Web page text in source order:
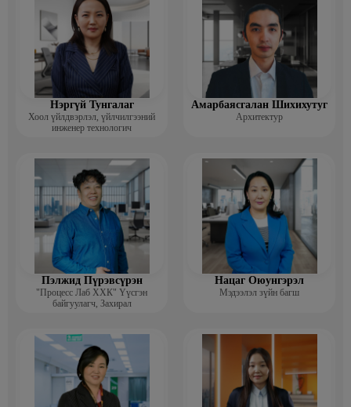
Нэргүй Тунгалаг
Хоол үйлдвэрлэл, үйлчилгээний
инженер технологич
Амарбаясгалан Шихихутуг
Архитектур
Пэлжид Пүрэвсүрэн
"Процесс Лаб ХХК" Үүсгэн
байгуулагч, Захирал
Нацаг Оюунгэрэл
Мэдээлэл зүйн багш